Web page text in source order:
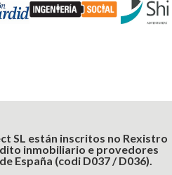
SL están inscritos no Rexistro
inmobiliario e provedores
España (codi D037 / D036).